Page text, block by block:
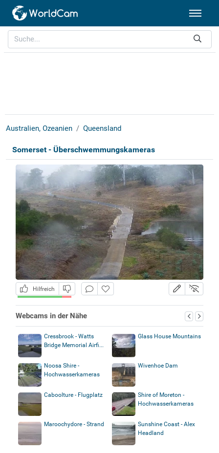
Australien, Ozeanien Queensland
Somerset - Überschwemmungskameras
Hilfreich
Webcams in der Nähe
Cressbrook - Watts
Bridge Memorial Airfi...
Glass House Mountains
Noosa Shire -
Hochwasserkameras
Wivenhoe Dam
Caboolture - Flugplatz
Shire of Moreton -
Hochwasserkameras
Maroochydore - Strand
Sunshine Coast - Alex
Headland